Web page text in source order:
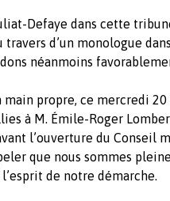
Defaye dans cette
d’un monologue
néanmoins
propre, ce mercredi 20
à M. Émile-Roger
l’ouverture du Conseil
que nous sommes
de notre démarche.